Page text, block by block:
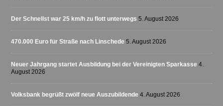
Der Schnellst war 25 km/h zu flott unterwegs 5. August 2026
470.000 Euro für Straße nach Linschede 5. August 2026
Neuer Jahrgang startet Ausbildung bei der Vereinigten Sparkasse 4.
August 2026
Volksbank begrüßt zwölf neue Auszubildende 4. August 2026